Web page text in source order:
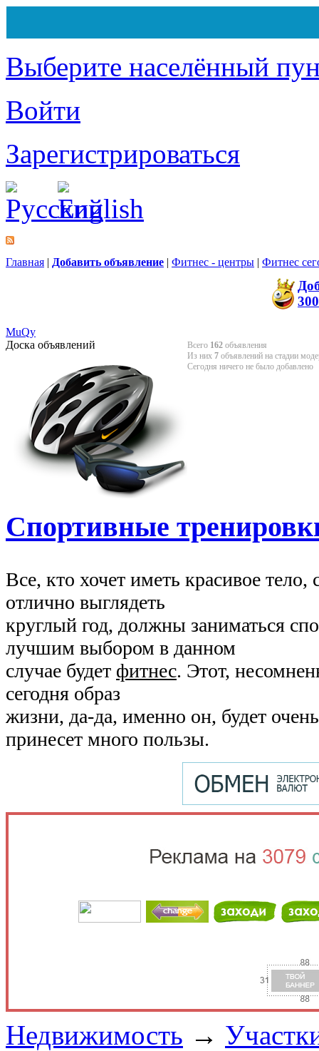
Выберите населённый
Войти
Зарегистрироваться
Главная | Добавить объявление | Фитнес - центры | Фитнес
MuQy
Доска объявлений
Всего 162 объявления
Из них 7 объявлений на стадии
Сегодня ничего не было добавлено
Спортивные
Все, кто хочет иметь красивое
отлично выглядеть
круглый год, должны заниматься
лучшим выбором в данном
случае будет фитнес. Этот,
сегодня образ
жизни, да-да, именно он, будет
принесет много пользы.
Недвижимость →